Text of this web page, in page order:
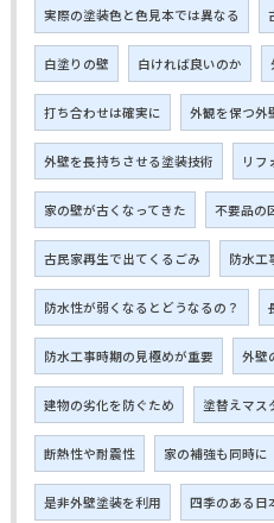
実際の塗装色と色見本では異なる
白塗りの壁 白ければ良いのか
打ち合わせは確実に 外観を保つ外
外壁を長持ちさせる塗装技術 リフ
家の壁が古くなってきた 不要品の
古民家再生で出てくるごみ 防水工
防水性が弱くなるとどうなるの？
防水工事時期の見極めが重要 外壁
建物の劣化を防ぐため 塗替えマス
断熱性や耐震性 家の補強も同時に
是非外壁塗装を利用 四季のある日